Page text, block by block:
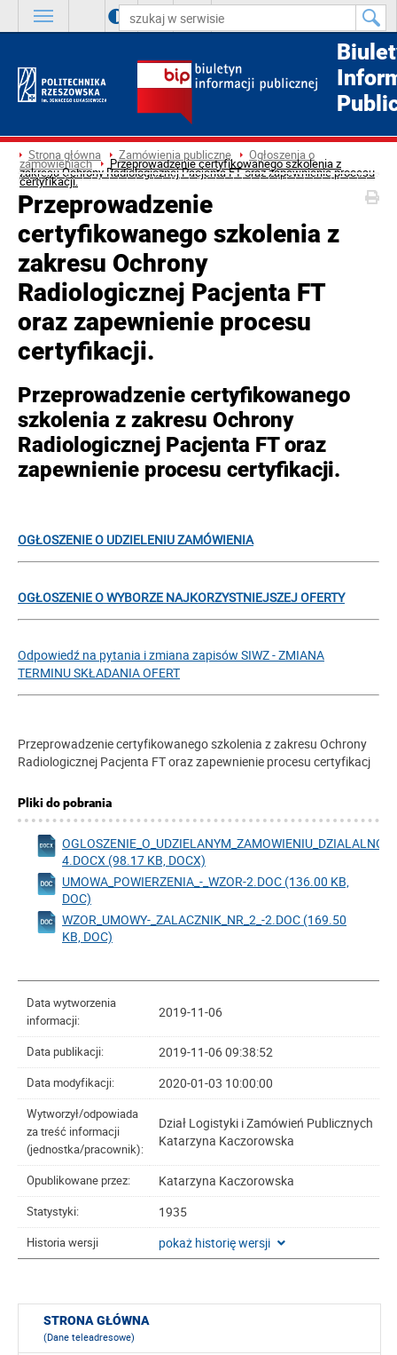
A A A
Strona główna Zamówienia publiczne Ogłoszenia o
zamówieniach Przeprowadzenie certyfikowanego szkolenia z
zakresu Ochrony Radiologicznej Pacjenta FT oraz zapewnienie procesu
certyfikacji.
Przeprowadzenie
certyfikowanego szkolenia z
zakresu Ochrony
Radiologicznej Pacjenta FT
oraz zapewnienie procesu
certyfikacji.
Przeprowadzenie certyfikowanego
szkolenia z zakresu Ochrony
Radiologicznej Pacjenta FT oraz
zapewnienie procesu certyfikacji.
OGŁOSZENIE O UDZIELENIU ZAMÓWIENIA
OGŁOSZENIEO WYBORZE NAJKORZYSTNIEJSZEJ OFERTY
Odpowiedź na pytania i zmiana zapisów SIWZ - ZMIANA
TERMINU SKŁADANIA OFERT
Przeprowadzenie certyfikowanego szkolenia z zakresu Ochrony
Radiologicznej Pacjenta FT oraz zapewnienie procesu certyfikacj
Pliki do pobrania
4.DOCX (98.17 KB, DOCX)
UMOWA_POWIERZENIA_-_WZOR-2.DOC (136.00 KB,
DOC)
WZOR_UMOWY-_ZALACZNIK_NR_2_-2.DOC (169.50
KB, DOC)
Data wytworzenia
informacji:
2019-11-06
Data publikacji: 2019-11-06 09:38:52
Data modyfikacji: 2020-01-03 10:00:00
Wytworzył/odpowiada
za treść informacji
(jednostka/pracownik):
Dział Logistyki i Zamówień Publicznych
Katarzyna Kaczorowska
Opublikowane przez: Katarzyna Kaczorowska
Statystyki: 1935
Historia wersji pokaż historię wersji
STRONA GŁÓWNA
(Dane teleadresowe)